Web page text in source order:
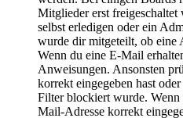
Mitglieder erst freigeschaltet
selbst erledigen oder ein
wurde dir mitgeteilt, ob eine
Wenn du eine E-Mail
Anweisungen. Ansonsten
korrekt eingegeben hast
Filter blockiert wurde. Wenn
Mail-Adresse korrekt